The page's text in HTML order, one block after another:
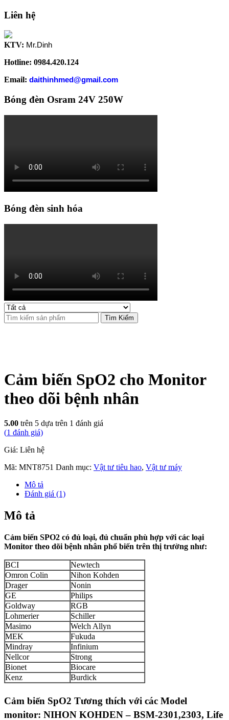
Liên hệ
KTV: Mr.Dinh
Hotline: 0984.420.124
Email: daithinhmed@gmail.com
Bóng đèn Osram 24V 250W
Bóng đèn sinh hóa
Tìm Kiếm
Cảm biến SpO2 cho Monitor
theo dõi bệnh nhân
5.00 trên 5 dựa trên 1 đánh giá
(1 đánh giá)
Giá: Liên hệ
Mã: MNT8751 Danh mục: Vật tư tiêu hao, Vật tư máy
Mô tả
Đánh giá (1)
Mô tả
Cảm biến SPO2 có đủ loại, đủ chuẩn phù hợp với các loại
Monitor theo dõi bệnh nhân phổ biến trên thị trường như:
BCI
Newtech
Omron Colin
Nihon Kohden
Drager
Nonin
GE
Philips
Goldway
RGB
Lohmerier
Schiller
Masimo
Welch Allyn
MEK
Fukuda
Mindray
Infinium
Nellcor
Strong
Bionet
Biocare
Kenz
Burdick
Cảm biến SpO2 Tương thích với các Model
monitor: NIHON KOHDEN – BSM-2301,2303, Life